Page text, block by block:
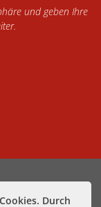
Durch
und geben Ihre